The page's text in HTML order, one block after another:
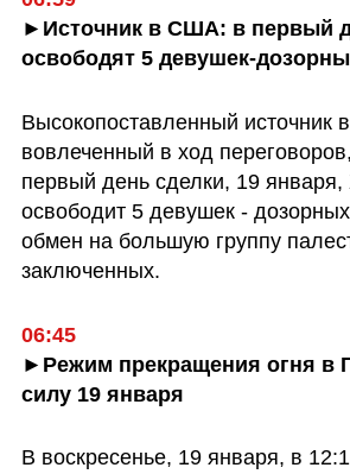
►Источник в США: в первый
освободят 5 девушек-
Высокопоставленный источник
вовлеченный в ход
первый день сделки, 19
освободит 5 девушек -
обмен на большую группу
заключенных.
06:45
►Режим прекращения огня в
силу 19 января
В воскресенье, 19 января, в